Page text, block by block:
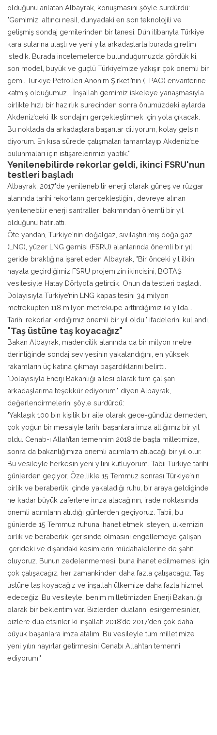
olduğunu anlatan Albayrak, konuşmasını şöyle sürdürdü:
"Gemimiz, altıncı nesil, dünyadaki en son teknolojili ve
gelişmiş sondaj gemilerinden bir tanesi. Dün itibarıyla Türkiye
kara sularına ulaştı ve yeni yıla arkadaşlarla burada girelim
istedik. Burada incelemelerde bulunduğumuzda gördük ki,
son model, büyük ve güçlü Türkiye’mize yakışır çok önemli bir
gemi. Türkiye Petrolleri Anonim Şirketi’nin (TPAO) envanterine
katmış olduğumuz... İnşallah gemimiz iskeleye yanaşmasıyla
birlikte hızlı bir hazırlık sürecinden sonra önümüzdeki aylarda
Akdeniz’deki ilk sondajını gerçekleştirmek için yola çıkacak.
Bu noktada da arkadaşlara başarılar diliyorum, kolay gelsin
diyorum. En kısa sürede çalışmaları tamamlayıp Akdeniz’de
bulunmaları için istişarelerimizi yaptık."
Yenilenebilirde rekorlar geldi, ikinci FSRU'nun
testleri başladı
Albayrak, 2017'de yenilenebilir enerji olarak güneş ve rüzgar
alanında tarihi rekorların gerçekleştiğini, devreye alınan
yenilenebilir enerji santralleri bakımından önemli bir yıl
olduğunu hatırlattı.
Öte yandan, Türkiye'nin doğalgaz, sıvılaştırılmış doğalgaz
(LNG), yüzer LNG gemisi (FSRU) alanlarında önemli bir yılı
geride bıraktığına işaret eden Albayrak, "Bir önceki yıl ilkini
hayata geçirdiğimiz FSRU projemizin ikincisini, BOTAŞ
vesilesiyle Hatay Dörtyol’a getirdik. Onun da testleri başladı.
Dolayısıyla Türkiye’nin LNG kapasitesini 34 milyon
metreküpten 118 milyon metreküpe arttırdığımız iki yılda...
Tarihi rekorlar kırdığımız önemli bir yıl oldu." ifadelerini kullandı.
"Taş üstüne taş koyacağız"
Bakan Albayrak, madencilik alanında da bir milyon metre
derinliğinde sondaj seviyesinin yakalandığını, en yüksek
rakamların üç katına çıkmayı başardıklarını belirtti.
"Dolayısıyla Enerji Bakanlığı ailesi olarak tüm çalışan
arkadaşlarıma teşekkür ediyorum." diyen Albayrak,
değerlendirmelerini şöyle sürdürdü:
"Yaklaşık 100 bin kişilik bir aile olarak gece-gündüz demeden,
çok yoğun bir mesaiyle tarihi başarılara imza attığımız bir yıl
oldu. Cenab-ı Allah’tan temennim 2018’de başta milletimize,
sonra da bakanlığımıza önemli adımların atılacağı bir yıl olur.
Bu vesileyle herkesin yeni yılını kutluyorum. Tabii Türkiye tarihi
günlerden geçiyor. Özellikle 15 Temmuz sonrası Türkiye’nin
birlik ve beraberlik içinde yakaladığı ruhu, bir araya geldiğinde
ne kadar büyük zaferlere imza atacağının, irade noktasında
önemli adımların atıldığı günlerden geçiyoruz. Tabii, bu
günlerde 15 Temmuz ruhuna ihanet etmek isteyen, ülkemizin
birlik ve beraberlik içerisinde olmasını engellemeye çalışan
içerideki ve dışarıdaki kesimlerin müdahalelerine de şahit
oluyoruz. Bunun zedelenmemesi, buna ihanet edilmemesi için
çok çalışacağız, her zamankinden daha fazla çalışacağız. Taş
üstüne taş koyacağız ve inşallah ülkemize daha fazla hizmet
edeceğiz. Bu vesileyle, benim milletimizden Enerji Bakanlığı
olarak bir beklentim var. Bizlerden dualarını esirgemesinler,
bizlere dua etsinler ki inşallah 2018’de 2017’den çok daha
büyük başarılara imza atalım. Bu vesileyle tüm milletimize
yeni yılın hayırlar getirmesini Cenabı Allah’tan temenni
ediyorum."